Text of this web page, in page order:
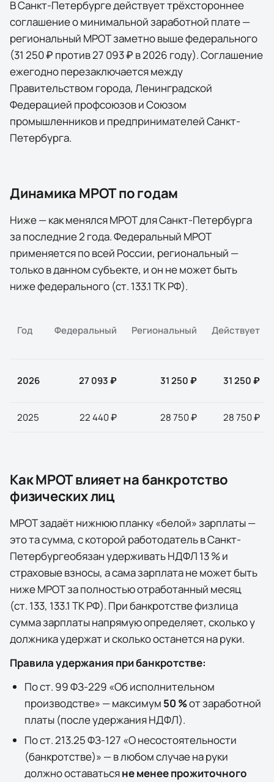
В Санкт-Петербурге действует трёхстороннее
соглашение о минимальной заработной плате —
региональный МРОТ заметно выше федерального
(31 250 ₽ против 27 093 ₽ в 2026 году). Соглашение
ежегодно перезаключается между
Правительством города, Ленинградской
Федерацией профсоюзов и Союзом
промышленников и предпринимателей Санкт-
Петербурга.
Динамика МРОТ по годам
Ниже — как менялся МРОТ дляСанкт-Петербурга
за последние2 года. Федеральный МРОТ
применяется по всей России, региональный —
только в данном субъекте, и он не может быть
ниже федерального (ст. 133.1 ТК РФ).
Год Федеральный Региональный Действует
2026 27 093 ₽ 31 250 ₽ 31 250 ₽
2025 22 440 ₽ 28 750 ₽ 28 750 ₽
Как МРОТ влияет на банкротство
физических лиц
МРОТ задаёт нижнюю планку «белой» зарплаты —
это та сумма, с которой работодатель вСанкт-
Петербургеобязан удерживать НДФЛ 13 % и
страховые взносы, а сама зарплата не может быть
ниже МРОТ за полностью отработанный месяц
(ст. 133, 133.1 ТК РФ). При банкротстве физлица
сумма зарплаты напрямую определяет, сколько у
должника удержат и сколько останется на руки.
Правила удержания при банкротстве:
По ст. 99 ФЗ-229 «Об исполнительном
производстве» — максимум 50 %от заработной
платы (после удержания НДФЛ).
По ст. 213.25 ФЗ-127 «О несостоятельности
(банкротстве)» — в любом случае на руки
должно оставатьсяне менее прожиточного